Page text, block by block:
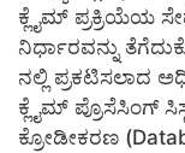
ಕ್ಲೈಮ್ ಪ್ರಕ್ರಿಯೆಯ
ನಿರ್ಧಾರವನ್ನು
ನಲ್ಲಿ ಪ್ರಕಟಿಸಲಾದ
ಕ್ಲೈಮ್ ಪ್ರೊಸೆಸಿಂಗ್
ಕ್ರೋಡೀಕರಣ